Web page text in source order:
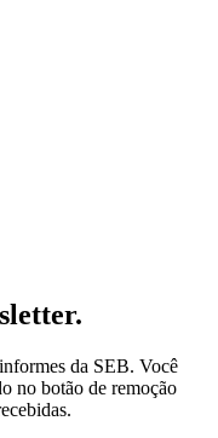
da SEB. Você
no botão de remoção